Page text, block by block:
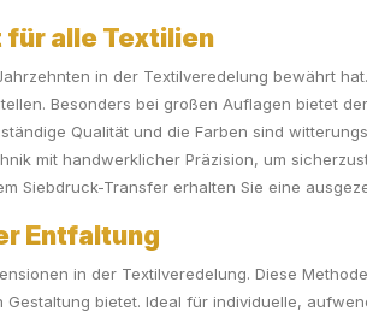
alle Textilien
in der Textilveredelung bewährt
Besonders bei großen Auflagen bietet
Qualität und die Farben sind
mit handwerklicher Präzision, um
Siebdruck-Transfer erhalten Sie eine
Entfaltung
in der Textilveredelung. Diese
bietet. Ideal für individuelle,